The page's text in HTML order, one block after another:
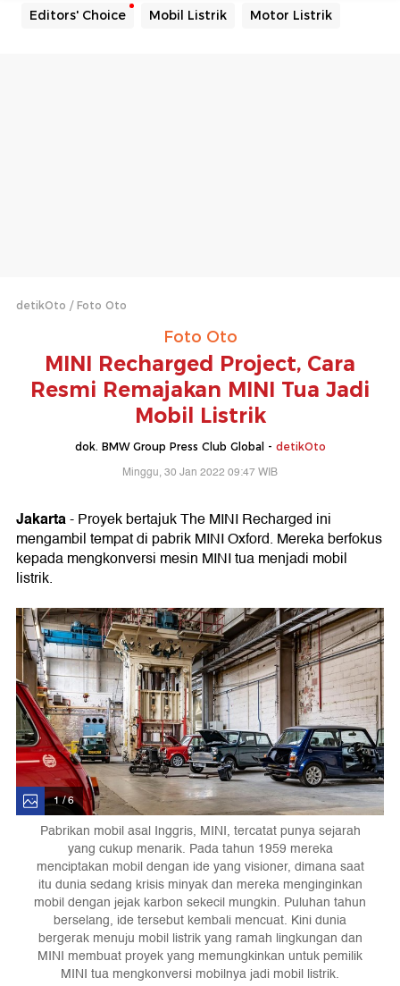
Editors' Choice Mobil Listrik Motor Listrik
detikOto Foto Oto
Foto Oto
MINI Recharged Project, Cara
Resmi Remajakan MINI Tua Jadi
Mobil Listrik
dok. BMW Group Press Club Global - detikOto
Minggu, 30 Jan 2022 09:47 WIB
Jakarta- Proyek bertajuk The MINI Recharged ini
mengambil tempat di pabrik MINI Oxford. Mereka berfokus
kepada mengkonversi mesin MINI tua menjadi mobil
listrik.
1 / 6
Pabrikan mobil asal Inggris, MINI, tercatat punya sejarah
yang cukup menarik. Pada tahun 1959 mereka
menciptakan mobil dengan ide yang visioner, dimana saat
itu dunia sedang krisis minyak dan mereka menginginkan
mobil dengan jejak karbon sekecil mungkin. Puluhan tahun
berselang, ide tersebut kembali mencuat. Kini dunia
bergerak menuju mobil listrik yang ramah lingkungan dan
MINI membuat proyek yang memungkinkan untuk pemilik
MINI tua mengkonversi mobilnya jadi mobil listrik.